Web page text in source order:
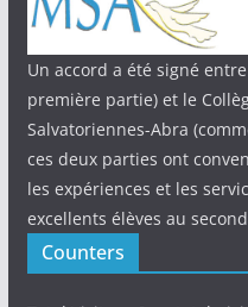
Un accord a été signé
première partie) et le
Salvatoriennes-Abra
ces deux parties ont
les expériences et les
excellents élèves au
Counters